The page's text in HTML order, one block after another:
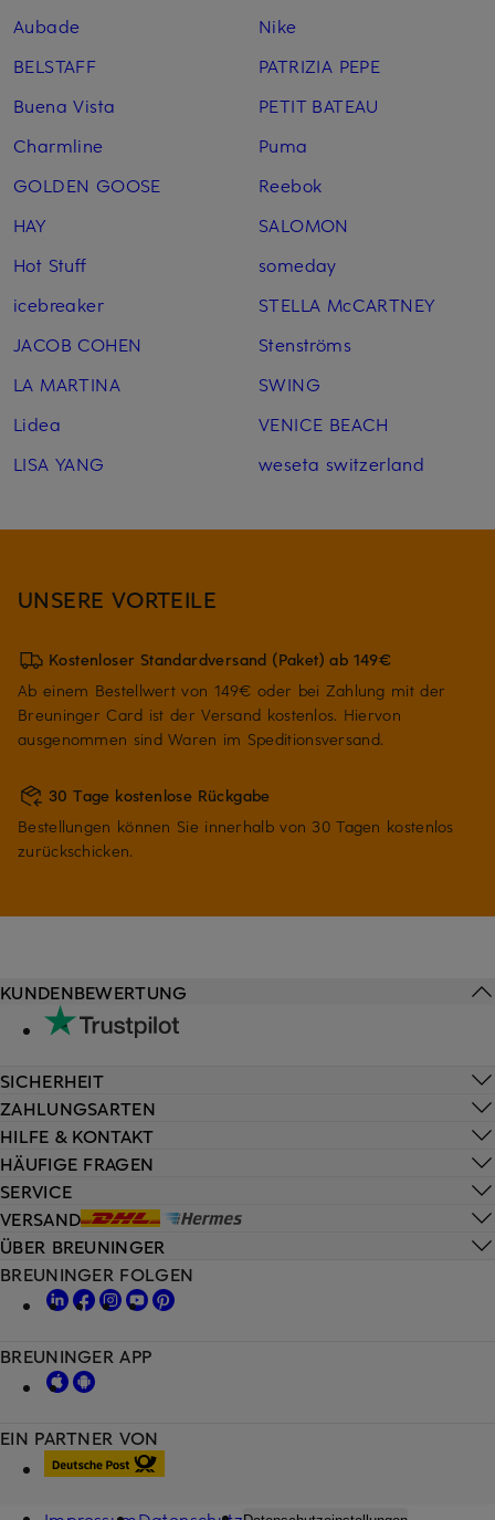
Aubade
BELSTAFF
Buena Vista
Charmline
GOLDEN GOOSE
HAY
Hot Stuff
icebreaker
JACOB COHEN
LA MARTINA
Lidea
LISA YANG
Nike
PATRIZIA PEPE
PETIT BATEAU
Puma
Reebok
SALOMON
someday
STELLA McCARTNEY
Stenströms
SWING
VENICE BEACH
weseta switzerland
UNSERE VORTEILE
Kostenloser Standardversand (Paket) ab 149€
Ab einem Bestellwert von 149€ oder bei Zahlung mit der
Breuninger Card ist der Versand kostenlos. Hiervon
ausgenommen sind Waren im Speditionsversand.
30 Tage kostenlose Rückgabe
Bestellungen können Sie innerhalb von 30 Tagen kostenlos
zurückschicken.
HILFE & KONTAKT
HÄUFIGE FRAGEN
SERVICE
VERSAND
KUNDENBEWERTUNG
SICHERHEIT
ZAHLUNGSARTEN
ÜBER BREUNINGER
EIN PARTNER VON
BREUNINGER FOLGEN
BREUNINGER APP